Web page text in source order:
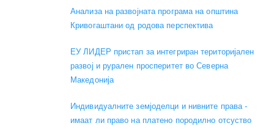
Анализа на развојната програма на општина
Кривогаштани од родова перспектива
ЕУ ЛИДЕР пристап за интегриран територијален
развој и рурален просперитет во Северна
Македонија
Индивидуалните земјоделци и нивните права -
имаат ли право на платено породилно отсуство